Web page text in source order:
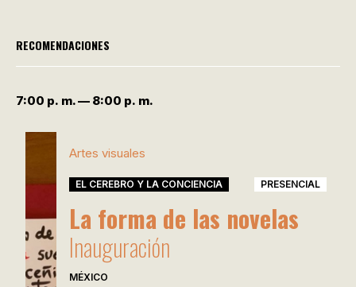
RECOMENDACIONES
7:00 p. m. — 8:00 p. m.
Artes visuales
EL CEREBRO Y LA CONCIENCIA PRESENCIAL
La forma de las novelas
Inauguración
MÉXICO